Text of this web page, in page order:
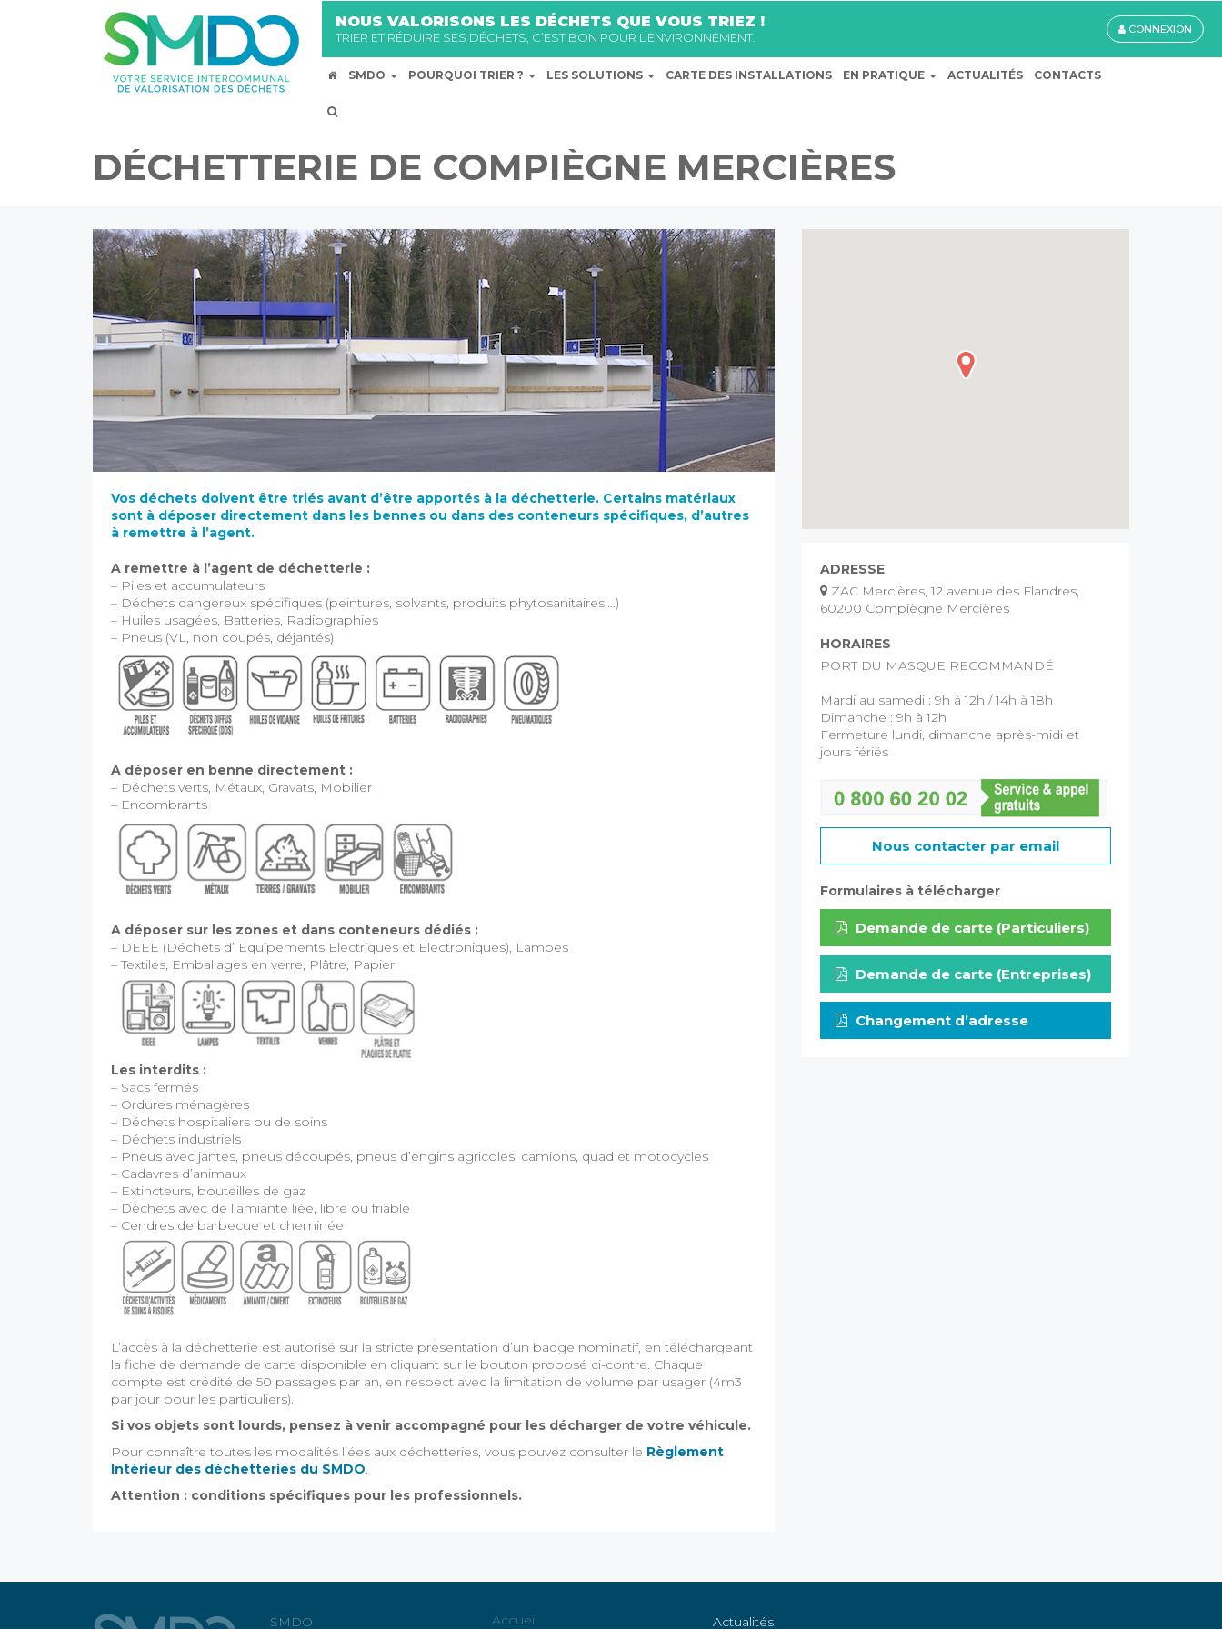
NOUS VALORISONS LES DÉCHETS QUE VOUS TRIEZ !
TRIER ET RÉDUIRE SES DÉCHETS, C’EST BON POUR L’ENVIRONNEMENT.
SMDO POURQUOI TRIER ? LES SOLUTIONS CARTE DES INSTALLATIONS EN PRATIQUE ACTUALITÉS CONTACTS
CONNEXION
DÉCHETTERIE DE COMPIÈGNE MERCIÈRES
Vos déchets doivent être triés avant d’être apportés à la déchetterie. Certains matériaux
sont à déposer directement dans les bennes ou dans des conteneurs spécifiques, d’autres
à remettre à l’agent.
A remettre à l’agent de déchetterie :
– Piles et accumulateurs
– Déchets dangereux spécifiques (peintures, solvants, produits phytosanitaires,…)
– Huiles usagées, Batteries, Radiographies
– Pneus (VL, non coupés, déjantés)
A déposer en benne directement :
– Déchets verts, Métaux, Gravats, Mobilier
– Encombrants
A déposer sur les zones et dans conteneurs dédiés :
– DEEE (Déchets d’ Equipements Electriques et Electroniques), Lampes
– Textiles, Emballages en verre, Plâtre, Papier
Les interdits :
– Sacs fermés
– Ordures ménagères
– Déchets hospitaliers ou de soins
– Déchets industriels
– Pneus avec jantes, pneus découpés, pneus d’engins agricoles, camions, quad et motocycles
– Cadavres d’animaux
– Extincteurs, bouteilles de gaz
– Déchets avec de l’amiante liée, libre ou friable
– Cendres de barbecue et cheminée
L’accès à la déchetterie est autorisé sur la stricte présentation d’un badge nominatif, en téléchargeant
la fiche de demande de carte disponible en cliquant sur le bouton proposé ci-contre. Chaque
compte est crédité de 50 passages par an, en respect avec la limitation de volume par usager (4m3
par jour pour les particuliers).
Si vos objets sont lourds, pensez à venir accompagné pour les décharger de votre véhicule.
Pour connaître toutes les modalités liées aux déchetteries, vous pouvez consulter le Règlement
Intérieur des déchetteries du SMDO.
Attention : conditions spécifiques pour les professionnels.
ADRESSE
ZAC Mercières, 12 avenue des Flandres,
60200 Compiègne Mercières
HORAIRES
PORT DU MASQUE RECOMMANDÉ
Mardi au samedi : 9h à 12h / 14h à 18h
Dimanche : 9h à 12h
Fermeture lundi, dimanche après-midi et
jours fériés
Nous contacter par email
Formulaires à télécharger
Demande de carte (Particuliers)
Demande de carte (Entreprises)
Changement d’adresse
SMDO Accueil Actualités